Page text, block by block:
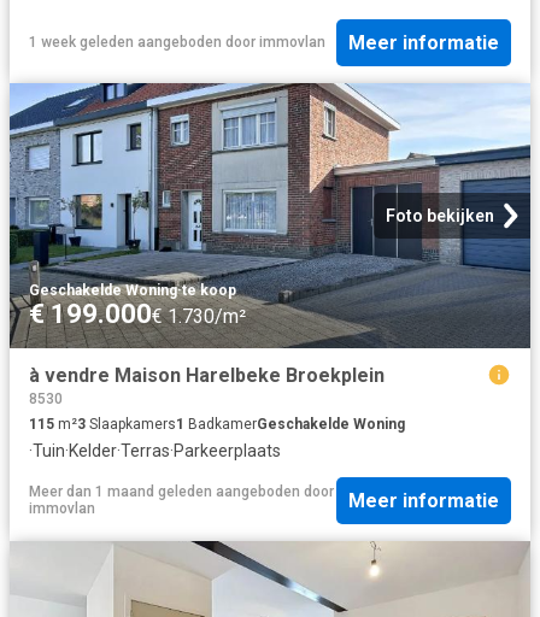
1 week geleden aangeboden door immovlan Meer informatie
Foto bekijken
Geschakelde Woning·te koop
€ 199.000€ 1.730/m²
à vendre Maison Harelbeke Broekplein
8530
115 m²3 Slaapkamers1 BadkamerGeschakelde Woning
·Tuin·Kelder·Terras·Parkeerplaats
Meer dan 1 maand geleden aangeboden door
immovlan
Meer informatie